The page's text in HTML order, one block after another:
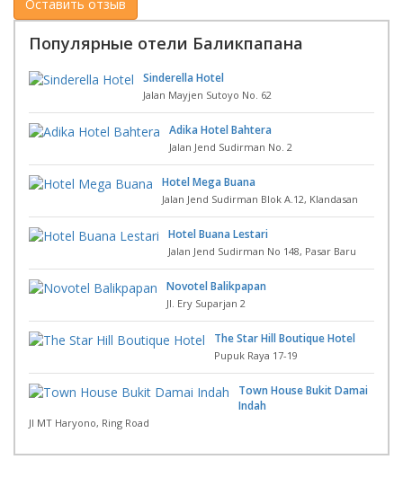
Популярные отели Баликпапана
Sinderella Hotel
Jalan Mayjen Sutoyo No. 62
Adika Hotel Bahtera
Jalan Jend Sudirman No. 2
Hotel Mega Buana
Jalan Jend Sudirman Blok A.12, Klandasan
Hotel Buana Lestari
Jalan Jend Sudirman No 148, Pasar Baru
Novotel Balikpapan
Jl. Ery Suparjan 2
The Star Hill Boutique Hotel
Pupuk Raya 17-19
Town House Bukit Damai
Indah
Jl MT Haryono, Ring Road